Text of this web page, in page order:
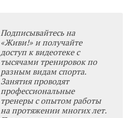
Подписывайтесь на
«Живи!»и получайте
доступ к видеотеке с
тысячами тренировок по
разным видам спорта.
Занятия проводят
профессиональные
тренеры с опытом работы
на протяжении многих лет.